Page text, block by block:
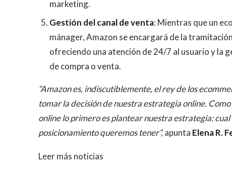
marketing.
Gestión del canal de venta: Mientras que un
mánager, Amazon se encargará de la
ofreciendo una atención de 24/7 al usuario y la
de compra o venta.
“Amazon es, indiscutiblemente, el rey de los
tomar la decisión de nuestra estrategia online.
online lo primero es plantear nuestra estrategia:
posicionamiento queremos tener”,apunta Elena R.
Leer más noticias